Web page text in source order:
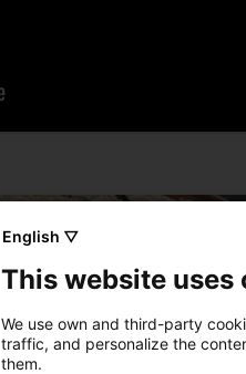
English ▽
This website uses
We use own and third-party
traffic, and personalize the
them.